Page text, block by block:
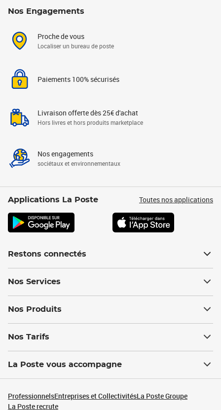
Nos Engagements
Proche de vous
Localiser un bureau de poste
Paiements 100% sécurisés
Livraison offerte dès 25€ d'achat
Hors livres et hors produits marketplace
Nos engagements
sociétaux et environnementaux
Applications La Poste Toutes nos applications
Restons connectés
Nos Services
Nos Produits
Nos Tarifs
La Poste vous accompagne
ProfessionnelsEntreprises et CollectivitésLa Poste Groupe
La Poste recrute